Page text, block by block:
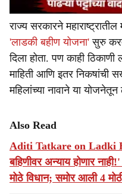
राज्य सरकारने
'लाडकी बहीण योजना'सुरु
दिला होता. पण काही ठिकाणी
माहिती आणि इतर निकषांची
महिलांच्या नावाने या
Also Read
Aditi Tatkare on Ladki
बहिणीवर अन्याय होणार
मोठे विधान; समोर आली 4